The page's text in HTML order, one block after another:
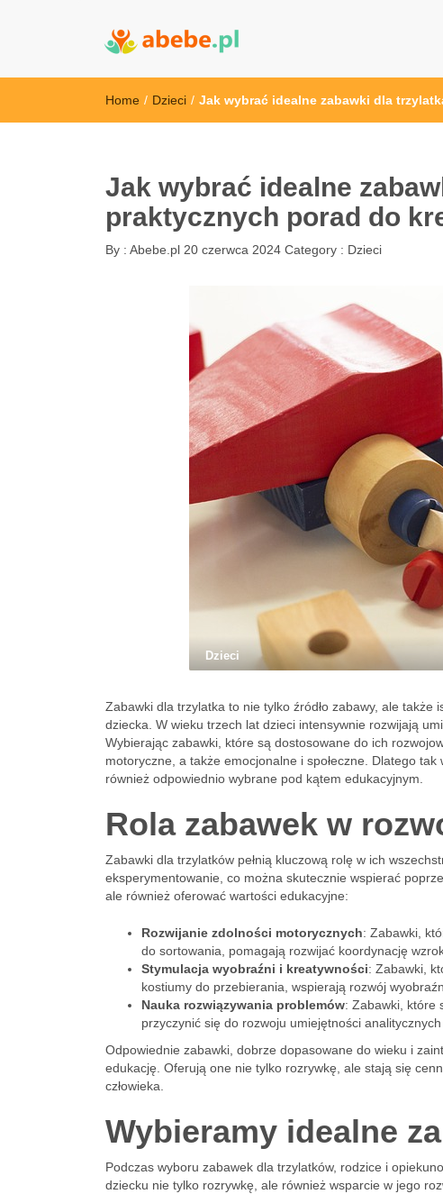
Wszystko dla dzieci - Polska
Home / Dzieci / Jak wybrać idealne zabawki dla
Jak wybrać idealne
praktycznych porad do
By : Abebe.pl 20 czerwca 2024 Category : Dzieci
Dzieci
Zabawki dla trzylatka to nie tylko źródło zabawy, ale
dziecka. W wieku trzech lat dzieci intensywnie rozwijają
Wybierając zabawki, które są dostosowane do ich
motoryczne, a także emocjonalne i społeczne. Dlatego
również odpowiednio wybrane pod kątem edukacyjnym.
Rola zabawek w
Zabawki dla trzylatków pełnią kluczową rolę w ich
eksperymentowanie, co można skutecznie wspierać
ale również oferować wartości edukacyjne:
Rozwijanie zdolności motorycznych: Zabawki,
do sortowania, pomagają rozwijać koordynację
Stymulacja wyobraźni i kreatywności: Zabawki,
kostiumy do przebierania, wspierają rozwój
Nauka rozwiązywania problemów: Zabawki, które
przyczynić się do rozwoju umiejętności
Odpowiednie zabawki, dobrze dopasowane do wieku i
edukację. Oferują one nie tylko rozrywkę, ale stają się
człowieka.
Wybieramy idealne
Podczas wyboru zabawek dla trzylatków, rodzice i
dziecku nie tylko rozrywkę, ale również wsparcie w jego